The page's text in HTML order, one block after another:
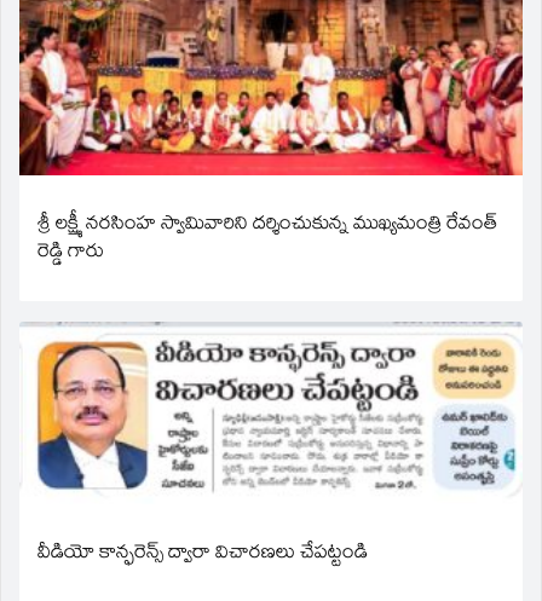
శ్రీ లక్ష్మీ నరసింహ స్వామివారిని దర్శించుకున్న ముఖ్యమంత్రి రేవంత్
రెడ్డి గారు
వీడియో కాన్ఫరెన్స్ ద్వారా విచారణలు చేపట్టండి